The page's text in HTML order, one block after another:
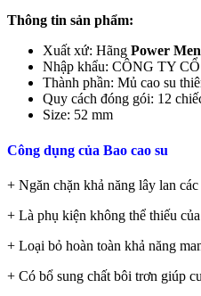
Thông tin sản phẩm:
Xuất xứ: Hãng Power Men
Nhập khẩu: CÔNG TY
Thành phần: Mủ cao su
Quy cách đóng gói: 12
Size: 52 mm
Công dụng của Bao cao su
+ Ngăn chặn khả năng lây lan
+ Là phụ kiện không thể thiếu
+ Loại bỏ hoàn toàn khả năng
+ Có bổ sung chất bôi trơn giúp